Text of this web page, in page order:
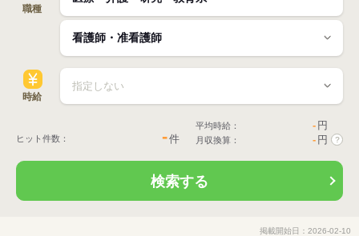
職種
時給
ヒット件数： -件
平均時給： - 円
月収換算： - 円 ?
検索する
掲載開始日：2026-02-10